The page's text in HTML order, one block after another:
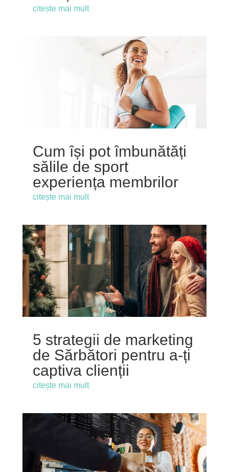
citește mai mult
Cum își pot îmbunătăți
sălile de sport
experiența membrilor
citește mai mult
5 strategii de marketing
de Sărbători pentru a-ți
captiva clienții
citește mai mult